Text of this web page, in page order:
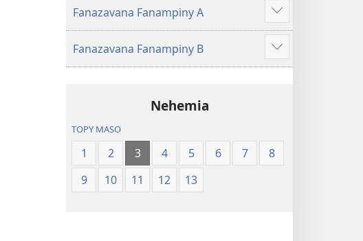
Fanazavana Fanampiny A
Hijery
misimisy
kokoa
Fanazavana Fanampiny B
Hijery
misimisy
Nehemia
TOPY MASO
1 2 3 4 5 6 7
8
9
10 11 12 13